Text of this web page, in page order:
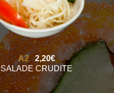
A22,20€
SALADE CRUDITE